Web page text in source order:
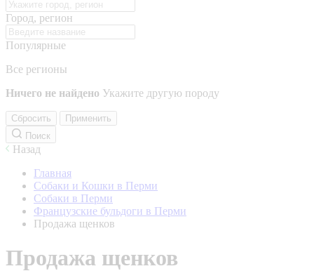
Город, регион
Популярные
Все регионы
Ничего не найдено Укажите другую породу
Сбросить
Применить
Поиск
Назад
Главная
Собаки и Кошки в Перми
Собаки в Перми
Французские бульдоги в Перми
Продажа щенков
Продажа щенков